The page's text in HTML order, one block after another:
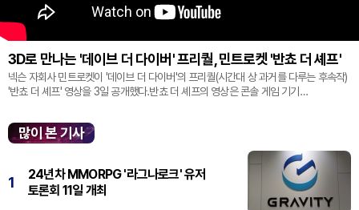
3D로 만나는 '데이브 더 다이버' 프리퀄, 민트로켓 '반쵸 더 셰프'
넥슨 자회사 민트로켓이 '데이브 더 다이버'의 프리퀄(시간대 상 과거를 다루는 후속작)
'반쵸 더 셰프' 영상을 3일 공개했다.반쵸 더 셰프의 영상은 콘솔 게임 기기
많이 본 기사
1
24년차 MMORPG '라그나로크' 유저
토론회 11일 개최